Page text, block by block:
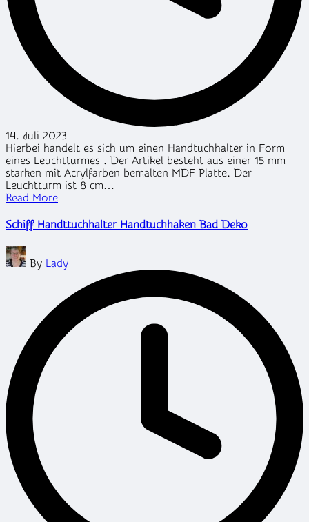
14. Juli 2023
Hierbei handelt es sich um einen Handtuchhalter in Form
eines Leuchtturmes . Der Artikel besteht aus einer 15 mm
starken mit Acrylfarben bemalten MDF Platte. Der
Leuchtturm ist 8 cm…
Read More
Schiff Handttuchhalter Handtuchhaken Bad Deko
Posted
by
By Lady